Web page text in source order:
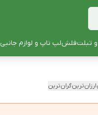
و تبلتفلشلپ تاپ و لوازم جانبی
ارزان‌ترینگران‌ترین